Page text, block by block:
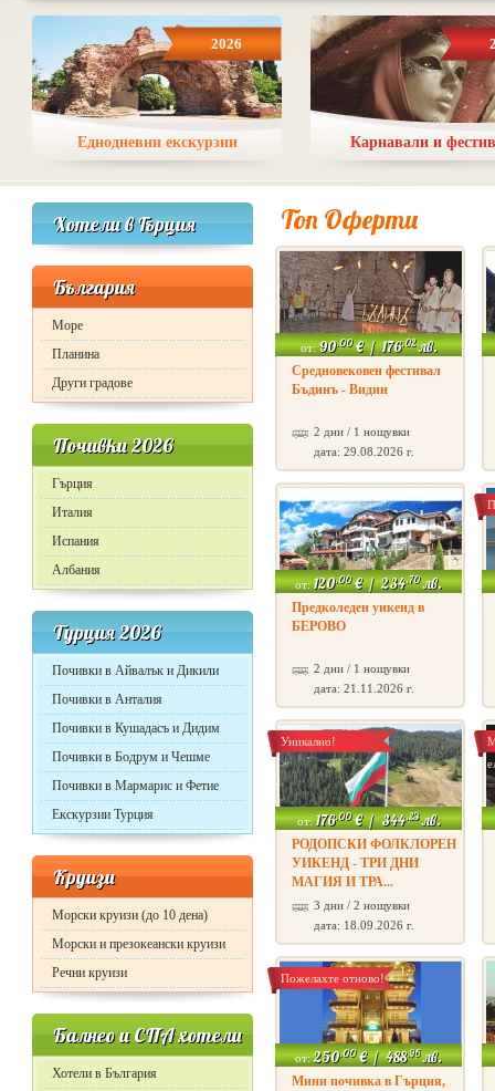
2026
Еднодневни екскурзии Карнавали и
Хотели в Гърция
България
Море
Планина
Други градове
Почивки 2026
Гърция
Италия
Испания
Албания
Турция 2026
Почивки в Айвалък и Дикили
Почивки в Анталия
Почивки в Кушадасъ и Дидим
Почивки в Бодрум и Чешме
Почивки в Мармарис и Фетие
Екскурзии Турция
Круизи
Морски круизи (до 10 дена)
Морски и презокеански круизи
Речни круизи
Балнео и СПА хотели
Хотели в България
Топ Оферти
от:90.00 € / 176.02 лв.
Средновековен фестивал
Бъдинъ - Видин
2 дни / 1 нощувки
дата: 29.08.2026 г.
от:120.00 € / 234.70 лв.
Предколеден уикенд в
БЕРОВО
2 дни / 1 нощувки
дата: 21.11.2026 г.
Уникално!
от:176.00 € / 344.23 лв.
РОДОПСКИ ФОЛКЛОРЕН
УИКЕНД - ТРИ ДНИ
МАГИЯ И ТРА...
3 дни / 2 нощувки
дата: 18.09.2026 г.
Пожелахте отново!
от:250.00 € / 488.96 лв.
Мини почивка в Гърция,